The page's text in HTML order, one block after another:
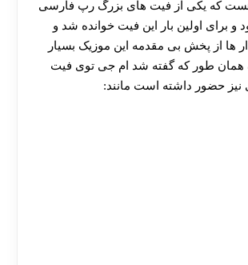
هات بت
که یکی از فیت های بزرگ رپ فارسی
اولین بار این فیت خوانده شد و
ها از پخش بی مقدمه این موزیک بسیار
همان طور که گفته شد ام جی توی فیت
نیز حضور داشته است مانند: